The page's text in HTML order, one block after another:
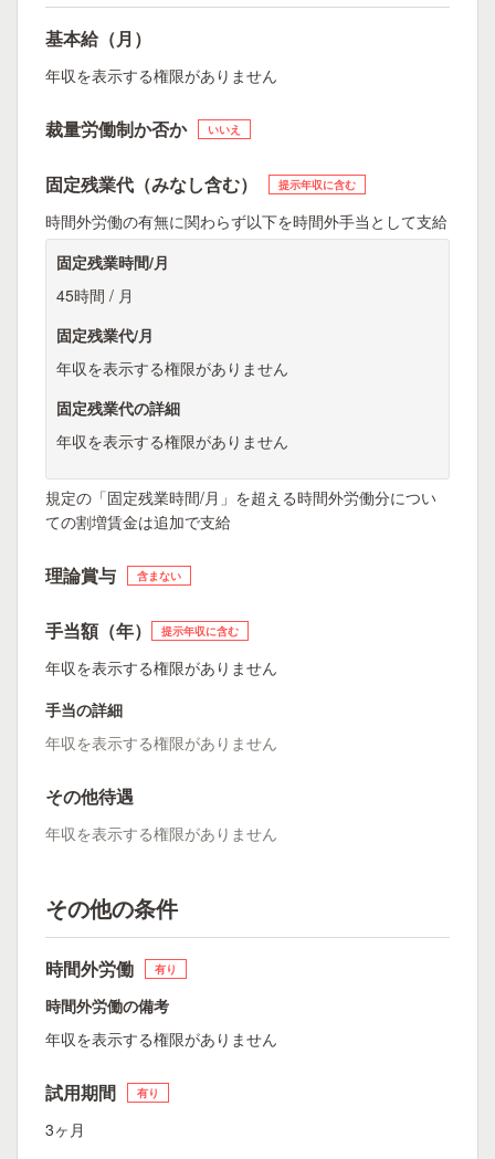
基本給（月）
年収を表示する権限がありません
裁量労働制か否か いいえ
固定残業代（みなし含む） 提示年収に含む
時間外労働の有無に関わらず以下を時間外手当として支給
固定残業時間/月
45時間 / 月
固定残業代/月
年収を表示する権限がありません
固定残業代の詳細
年収を表示する権限がありません
規定の「固定残業時間/月」を超える時間外労働分につい
ての割増賃金は追加で支給
理論賞与 含まない
手当額（年） 提示年収に含む
年収を表示する権限がありません
手当の詳細
年収を表示する権限がありません
その他待遇
年収を表示する権限がありません
その他の条件
時間外労働 有り
時間外労働の備考
年収を表示する権限がありません
試用期間 有り
3ヶ月